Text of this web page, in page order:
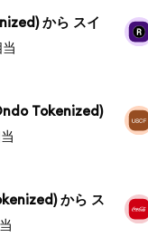
から スイ
Tokenized)
から ス